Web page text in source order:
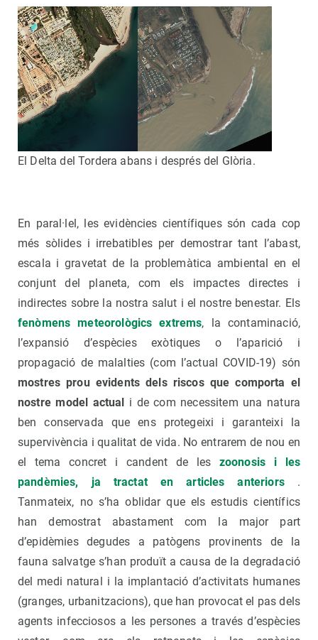
El Delta del Tordera abans i després del Glòria.
En paral·lel, les evidències científiques són cada cop
més sòlides i irrebatibles per demostrar tant l’abast,
escala i gravetat de la problemàtica ambiental en el
conjunt del planeta, com els impactes directes i
indirectes sobre la nostra salut i el nostre benestar. Els
fenòmens meteorològics extrems, la contaminació,
l’expansió d’espècies exòtiques o l’aparició i
propagació de malalties (com l’actual COVID-19) són
mostres prou evidents dels riscos que comporta el
nostre model actual i de com necessitem una natura
ben conservada que ens protegeixi i garanteixi la
supervivència i qualitat de vida. No entrarem de nou en
el tema concret i candent de les zoonosis i les
pandèmies, ja tractat en articles anteriors.
Tanmateix, no s’ha oblidar que els estudis científics
han demostrat abastament com la major part
d’epidèmies degudes a patògens provinents de la
fauna salvatge s’han produït a causa de la degradació
del medi natural i la implantació d’activitats humanes
(granges, urbanitzacions), que han provocat el pas dels
agents infecciosos a les persones a través d’espècies